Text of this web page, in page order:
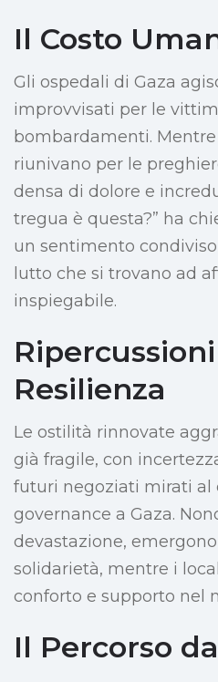
Il Costo
Gli ospedali di Gaza
improvvisati per le
bombardamenti.
riunivano per le
densa di dolore e
tregua è questa?” ha
un sentimento
lutto che si trovano ad
inspiegabile.
Resilienza
Le ostilità rinnovate
già fragile, con
futuri negoziati mirati al
governance a Gaza.
devastazione,
solidarietà, mentre i
conforto e supporto nel
Il Percorso